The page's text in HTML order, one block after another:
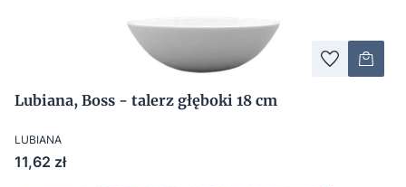
Lubiana, Boss - talerz głęboki 18 cm
LUBIANA
Cena
11,62 zł